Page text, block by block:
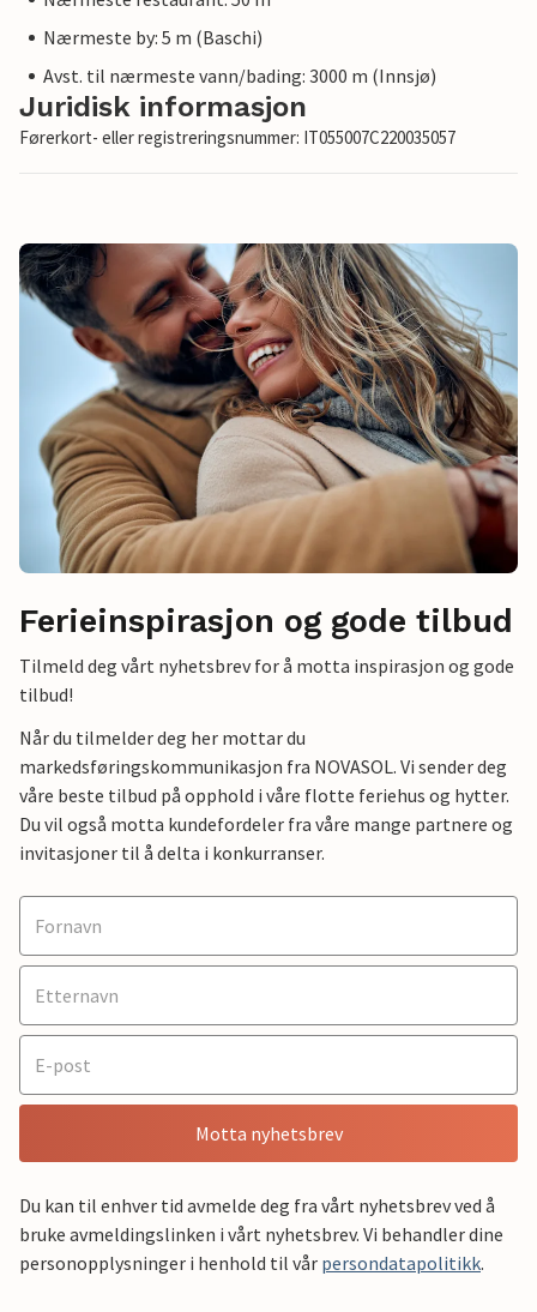
Nærmeste by: 5 m (Baschi)
Avst. til nærmeste vann/bading: 3000 m (Innsjø)
Juridisk informasjon
Førerkort- eller registreringsnummer: IT055007C220035057
Ferieinspirasjon og gode tilbud
Tilmeld deg vårt nyhetsbrev for å motta inspirasjon og gode
tilbud!
Når du tilmelder deg her mottar du
markedsføringskommunikasjon fra NOVASOL. Vi sender deg
våre beste tilbud på opphold i våre flotte feriehus og hytter.
Du vil også motta kundefordeler fra våre mange partnere og
invitasjoner til å delta i konkurranser.
Motta nyhetsbrev
Du kan til enhver tid avmelde deg fra vårt nyhetsbrev ved å
bruke avmeldingslinken i vårt nyhetsbrev. Vi behandler dine
personopplysninger i henhold til vår persondatapolitikk.